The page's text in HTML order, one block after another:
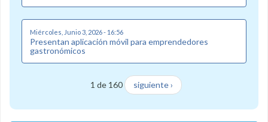
Miércoles, Junio 3, 2026 - 16:56
Presentan aplicación móvil para emprendedores
gastronómicos
1 de 160 siguiente ›